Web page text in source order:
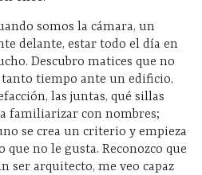
somos la cámara, un
delante, estar todo el día en
Descubro matices que no
tiempo ante un edificio,
las juntas, qué sillas
familiarizar con nombres;
se crea un criterio y empieza
no le gusta. Reconozco que
ser arquitecto, me veo capaz